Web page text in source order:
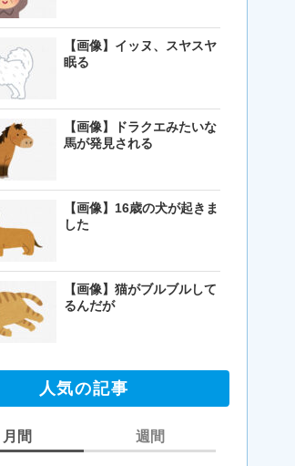
【画像】イッヌ、スヤスヤ
眠る
【画像】ドラクエみたいな
馬が発見される
【画像】16歳の犬が起きま
した
【画像】猫がブルブルして
るんだが
人気の記事
月間 週間